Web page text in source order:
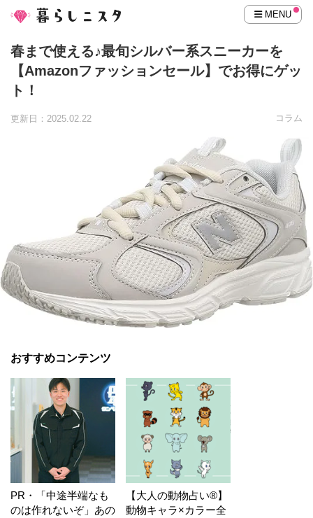
MENU
春まで使える♪最旬シルバー系スニーカーを
【Amazonファッションセール】でお得にゲッ
ト！
更新日：2025.02.22 コラム
おすすめコンテンツ
PR・「中途半端なも
のは作れないぞ」あの
【大人の動物占い®】
動物キャラ×カラー全